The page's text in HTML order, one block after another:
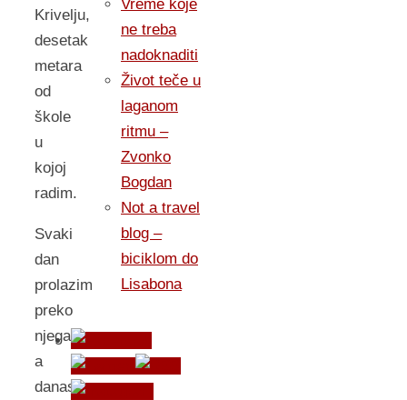
Krivelju,
desetak
metara
od
škole
u
kojoj
radim.
Svaki
dan
prolazim
preko
njega
a
danas
Vreme koje
ne treba
nadoknaditi
Život teče u
laganom
ritmu –
Zvonko
Bogdan
Not a travel
blog –
biciklom do
Lisabona